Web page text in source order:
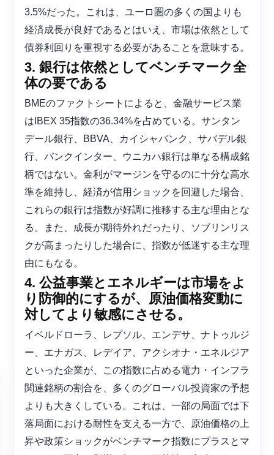
3.5%だった。これは、ユーロ圏の多くの国よりも
経済成長が良好であるとはいえ、市場は依然として
債券利回りを重視する必要があることを意味する。
3. 銀行は依然としてベンチマーク全
体の要である
BMEのファクトシートによると、金融サービス業
はIBEX 35指数の36.34%を占めている。サンタン
デール銀行、BBVA、カイシャバンク、サバデル銀
行、バンクインター、ウニカハ銀行は単なる構成銘
柄ではない。金利がマージンを守るのに十分な高水
準を維持し、経済が信用ショックを回避した場合、
これらの銀行は指数が好調に推移する主な理由とな
る。また、成長が期待外れだったり、ソブリンリス
クが高まったりした場合に、指数が低迷する主な理
由にもなる。
4. 公益事業とエネルギーは市場をよ
り防御的にするが、原油価格変動に
対してより敏感にさせる。
イベルドローラ、レプソル、エンデサ、ナトゥルジ
ー、エナガス、レデイア、アクシオナ・エネルジア
といった企業が、この指数に占める電力・インフラ
関連銘柄の割合を、多くのグローバル投資家の予想
よりも大きくしている。これは、一部の局面では下
落局面における耐性を支える一方で、原油価格の上
昇や政策ショックがベンチマーク指数にプラスとマ